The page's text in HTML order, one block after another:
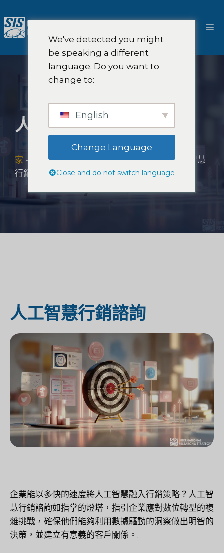
至
內
選
人工智慧行銷諮詢
家 - 解決方案-人工智慧市場研究與策略-人工智慧
行銷諮詢
人工智慧行銷諮詢
企業能以多快的速度將人工智慧融入行銷策略？人工智
慧行銷諮詢如指掌的燈塔，指引企業應對數位轉型的複
雜挑戰，確保他們能夠利用數據驅動的洞察做出明智的
決策，並建立有意義的客戶關係。.
We've detected you might
be speaking a different
language. Do you want to
change to:
English
Change Language
Close and do not switch language